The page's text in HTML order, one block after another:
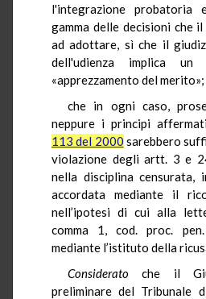
l'integrazione probatoria
gamma delle decisioni che
ad adottare, sì che il
dell'udienza implica
«apprezzamento del merito»;
che in ogni caso,
neppure i principi
113 del 2000 sarebbero
violazione degli artt. 3 e
nella disciplina
accordata mediante il
nell’ipotesi di cui alla
comma 1, cod. proc.
mediante l’istituto della
Consideratoche il
preliminare del Tribunale